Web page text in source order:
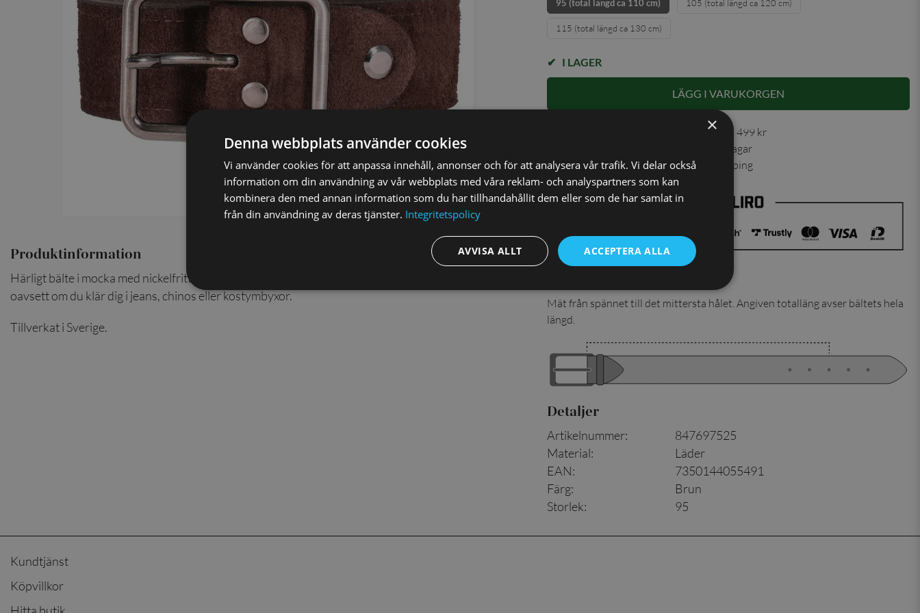
LÄDERVÄSKOR
Produktinformation
Härligt bälte i mocka med nickelfritt, borstat spänne. Ett stilrent bälte som lyfter din outfit varje dag,
oavsett om du klär dig i jeans, chinos eller kostymbyxor.
Tillverkat i Sverige.
95 (total längd ca 110 cm) 105 (total längd ca 120 cm)
115 (total längd ca 130 cm)
I LAGER
LÄGG I VARUKORGEN
✓ Öppet köp i 30 dagar ✓ Fri frakt från 499 kr
✓ Din beställning skickas inom 1-2 vardagar
✓ Snabb leverans från vårt lager i Jönköping
Mät från spännet till det mittersta hålet. Angiven totalläng avser bältets hela
längd.
Detaljer
Artikelnummer:
847697525
Material:
Läder
EAN:
7350144055491
Färg:
Brun
Storlek: 95
Kundtjänst
Köpvillkor
Hitta butik
×
Denna webbplats använder cookies
Vi använder cookies för att anpassa innehåll, annonser och för att analysera vår trafik. Vi delar också
information om din användning av vår webbplats med våra reklam- och analyspartners som kan
kombinera den med annan information som du har tillhandahållit dem eller som de har samlat in
från din användning av deras tjänster. Integritetspolicy
ACCEPTERA ALLA
AVVISA ALLT